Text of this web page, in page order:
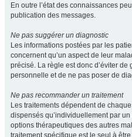
En outre l’état des connaissances
publication des messages.
Ne pas suggérer un diagnostic
Les informations postées par les
concernent qu’un aspect de leur
précisé. La règle est donc d’éviter
personnelle et de ne pas poser de
Ne pas recommander un traitement
Les traitements dépendent de
dispensés qu’individuellement par
options thérapeutiques des autres
traitement spécifique est le seul à